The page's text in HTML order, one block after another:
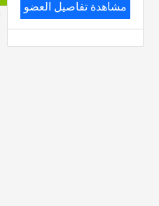
مشاهدة تفاصيل العضو